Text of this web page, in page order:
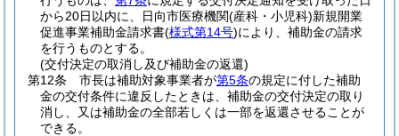
から20日以内に、日向市医療機関(産科・小児科)新規開業
促進事業補助金請求書(様式第14号)により、補助金の請求
を行うものとする。
(交付決定の取消し及び補助金の返還)
第12条
市長は補助対象事業者が第5条の規定に付した補助
金の交付条件に違反したときは、補助金の交付決定の取り
消し、又は補助金の全部若しくは一部を返還させることが
できる。